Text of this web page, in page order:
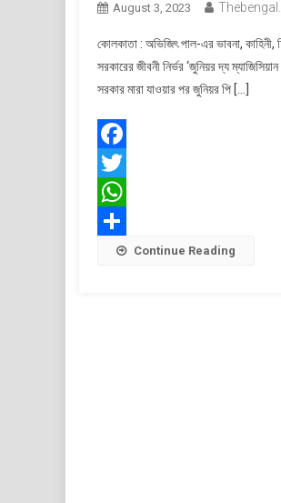
August 3, 2023
কোলকাতা : অভিজিৎ পাল-এর ভাবনা,
সরকারের জীবনী নির্ভর ‘জুনিয়র দ্য
সরকার মারা যাওয়ার পর জুনিয়র পি […]
Facebook
Twitter
WhatsApp
Share Continue Reading